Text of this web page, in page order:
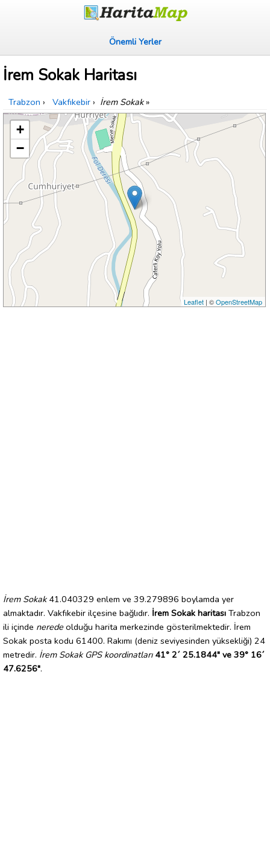
Önemli Yerler
İrem Sokak Haritası
Trabzon › Vakfıkebir › İrem Sokak»
+
−
Leaflet| ©OpenStreetMap
İrem Sokak41.040329 enlem ve 39.279896 boylamda yer
almaktadır. Vakfıkebir ilçesine bağlıdır. İrem Sokak haritası Trabzon
ili içinde nerede olduğu harita merkezinde gösterilmektedir. İrem
Sokak posta kodu 61400. Rakımı (deniz seviyesinden yüksekliği) 24
metredir. İrem Sokak GPS koordinatları 41° 2´ 25.1844" ve 39° 16´
47.6256".